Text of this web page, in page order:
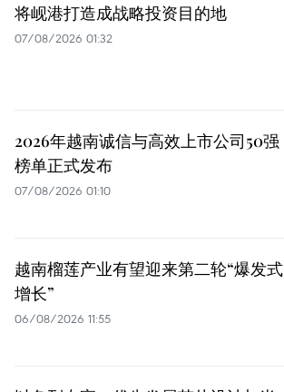
将岘港打造成战略投资目的地
07/08/2026 01:32
2026年越南诚信与高效上市公司50强
榜单正式发布
07/08/2026 01:10
越南榴莲产业有望迎来第二轮“爆发式
增长”
06/08/2026 11:55